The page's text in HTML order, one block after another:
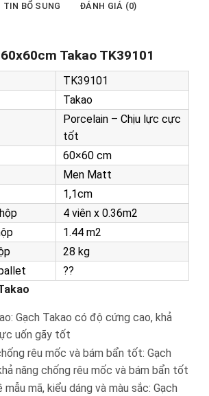
TIN BỔ SUNG ĐÁNH GIÁ (0)
Takao TK39101
TK39101
Takao
Porcelain – Chịu lực cực
tốt
60×60 cm
Men Matt
1,1cm
4 viên x 0.36m2
1.44 m2
28 kg
??
Gạch Takao có độ cứng cao, khả
uốn gãy tốt
rêu mốc và bám bẩn tốt: Gạch
năng chống rêu mốc và bám bẩn tốt
mẫu mã, kiểu dáng và màu sắc: Gạch